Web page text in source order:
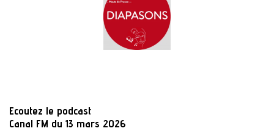
Ecoutez le podcast
Canal FM du 13 mars 2026